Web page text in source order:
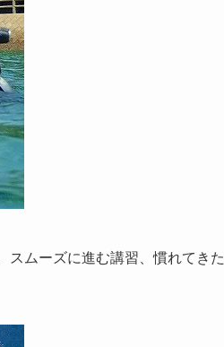
スムーズに進む講習、慣れてきた